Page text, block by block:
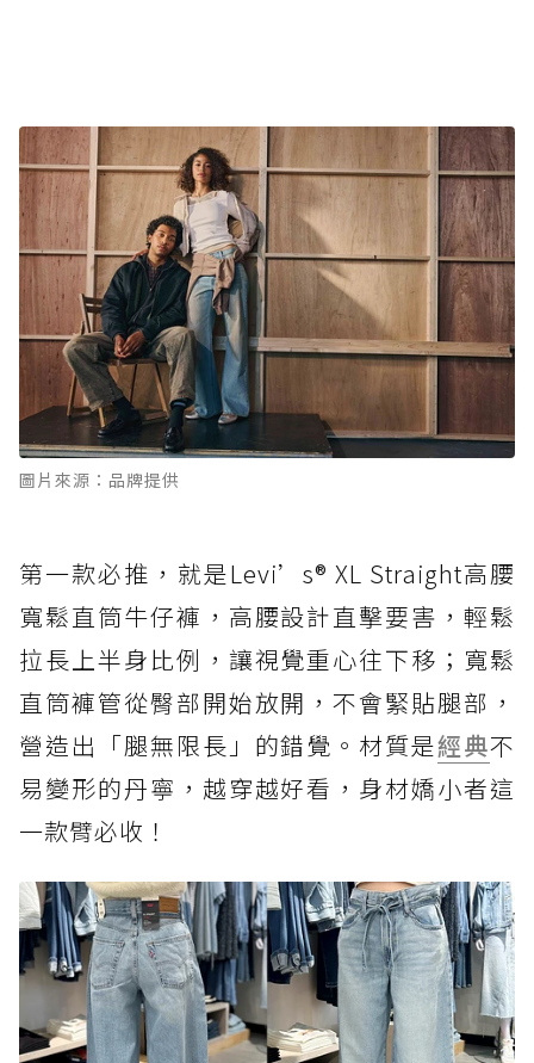
圖片來源：品牌提供
第一款必推，就是Levi’s® XL Straight高腰
寬鬆直筒牛仔褲，高腰設計直擊要害，輕鬆
拉長上半身比例，讓視覺重心往下移；寬鬆
直筒褲管從臀部開始放開，不會緊貼腿部，
營造出「腿無限長」的錯覺。材質是經典不
易變形的丹寧，越穿越好看，身材嬌小者這
一款臂必收！